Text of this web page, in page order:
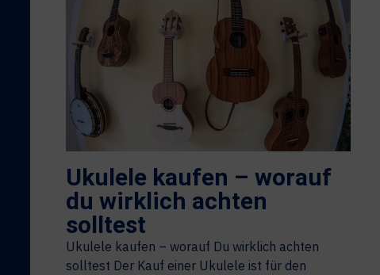
Ukulele kaufen – worauf
du wirklich achten
solltest
Ukulele kaufen – worauf Du wirklich achten
solltest Der Kauf einer Ukulele ist für den